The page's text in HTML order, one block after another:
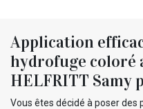
Application
hydrofuge coloré
HELFRITT Samy
Vous êtes décidé à poser